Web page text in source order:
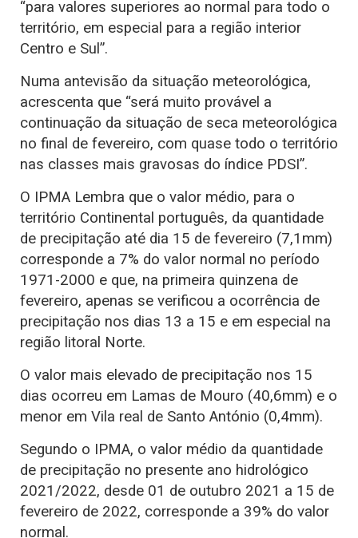
“para valores superiores ao normal para todo o
território, em especial para a região interior
Centro e Sul”.
Numa antevisão da situação meteorológica,
acrescenta que “será muito provável a
continuação da situação de seca meteorológica
no final de fevereiro, com quase todo o território
nas classes mais gravosas do índice PDSI”.
O IPMA Lembra que o valor médio, para o
território Continental português, da quantidade
de precipitação até dia 15 de fevereiro (7,1mm)
corresponde a 7% do valor normal no período
1971-2000 e que, na primeira quinzena de
fevereiro, apenas se verificou a ocorrência de
precipitação nos dias 13 a 15 e em especial na
região litoral Norte.
O valor mais elevado de precipitação nos 15
dias ocorreu em Lamas de Mouro (40,6mm) e o
menor em Vila real de Santo António (0,4mm).
Segundo o IPMA, o valor médio da quantidade
de precipitação no presente ano hidrológico
2021/2022, desde 01 de outubro 2021 a 15 de
fevereiro de 2022, corresponde a 39% do valor
normal.